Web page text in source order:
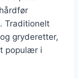
Traditionelt
gryderetter,
populær i